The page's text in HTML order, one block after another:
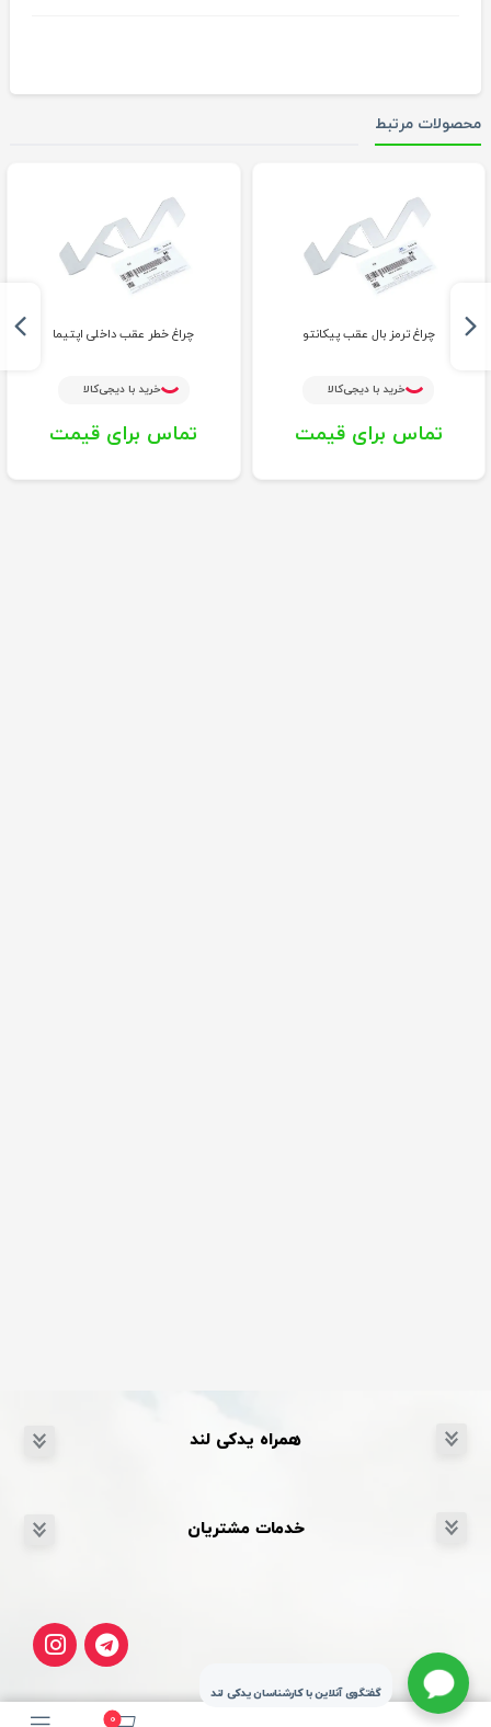
محصولات مرتبط
چراغ ترمز بال عقب پیکانتو
خرید با دیجی‌کالا
تماس برای قیمت
چراغ خطر عقب داخلی اپتیما
خرید با دیجی‌کالا
تماس برای قیمت
0
همراه یدکی لند
خدمات مشتریان
گفتگوی آنلاین با کارشناسان یدکی لند